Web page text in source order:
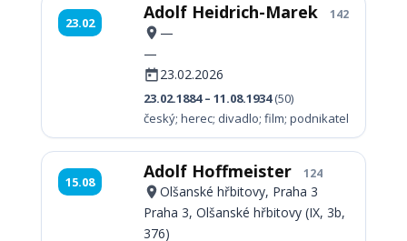
23.02 Adolf Heidrich-Marek 142
—
—
23.02.2026
23.02.1884 – 11.08.1934(50)
český; herec; divadlo; film; podnikatel
15.08 Adolf Hoffmeister 124
Olšanské hřbitovy, Praha 3
Praha 3, Olšanské hřbitovy (IX, 3b,
376)